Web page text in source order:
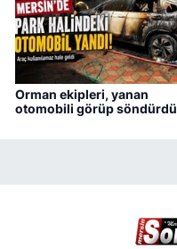
Orman ekipleri, yanan
otomobili görüp söndürdü